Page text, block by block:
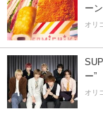
ーン
オリ
ー”
オリ